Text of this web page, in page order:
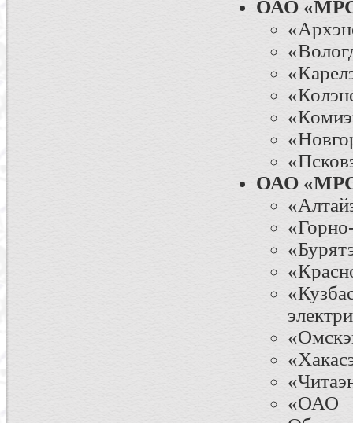
ОАО
ОАО
«ОАО